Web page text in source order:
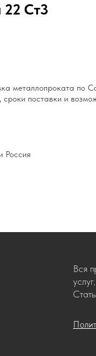
22 Ст3
металлопроката по
сроки поставки и
Россия
Вся